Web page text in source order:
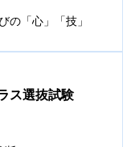
の「心」「技」
ス選抜試験